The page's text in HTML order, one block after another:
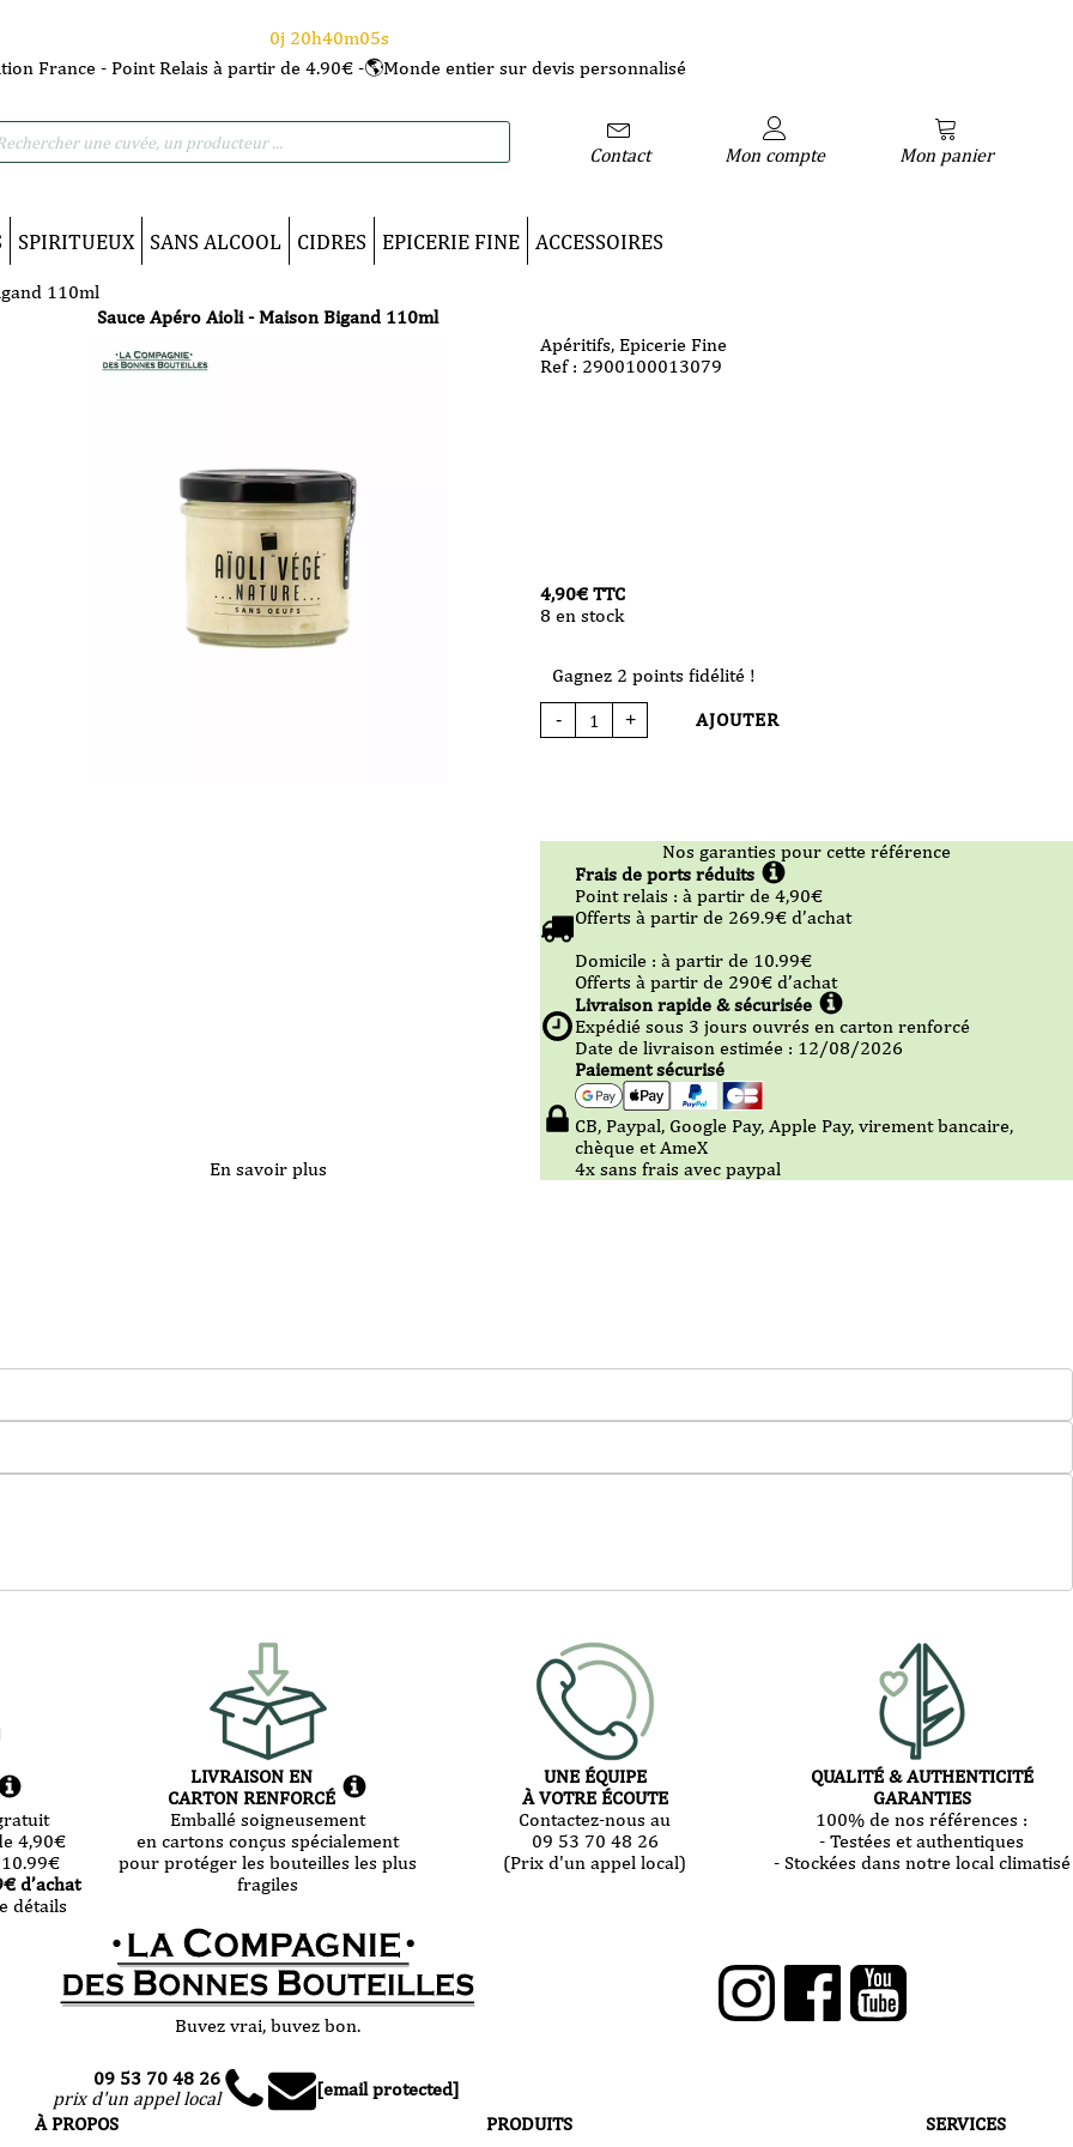
0j 20h40m04s
France - Point Relais à partir de 4.90€ -🌎Monde entier sur devis personnalisé
Contact Mon compte Mon panier
SPIRITUEUX SANS ALCOOL CIDRES EPICERIE FINE ACCESSOIRES
110ml
Sauce Apéro Aioli - Maison Bigand 110ml
Apéritifs, Epicerie Fine
Ref : 2900100013079
4,90€ TTC
8 en stock
Gagnez 2 points fidélité !
-
quantité
de
+ AJOUTER
Nos garanties pour cette référence
Frais de ports réduits
Point relais :à partir de 4,90€
Offerts à partir de 269.9€ d’achat
Domicile :à partir de 10.99€
Offerts à partir de 290€ d’achat
Livraison rapide & sécurisée
Expédié sous 3 jours ouvrés en carton renforcé
Date de livraison estimée : 12/08/2026
Paiement sécurisé
CB, Paypal, Google Pay, Apple Pay, virement bancaire,
chèque et AmeX
4x sans frais avec paypal
En savoir plus
4,90€
€
€ d’achat
détails
LIVRAISON EN
CARTON RENFORCÉ
Emballé soigneusement
en cartons conçus spécialement
pour protéger les bouteilles les plus
fragiles
UNE ÉQUIPE
À VOTRE ÉCOUTE
Contactez-nous au
09 53 70 48 26
(Prix d'un appel local)
QUALITÉ & AUTHENTICITÉ
GARANTIES
100% de nos références :
- Testées et authentiques
- Stockées dans notre local climatisé
Buvez vrai, buvez bon.
09 53 70 48 26
prix d'un appel local
[email protected]
À PROPOS PRODUITS SERVICES